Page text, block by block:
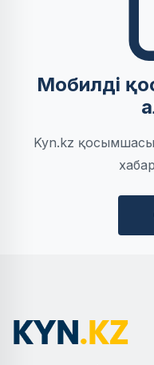
Мобилді
Kyn.kz